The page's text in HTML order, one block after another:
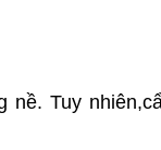
nề. Tuy